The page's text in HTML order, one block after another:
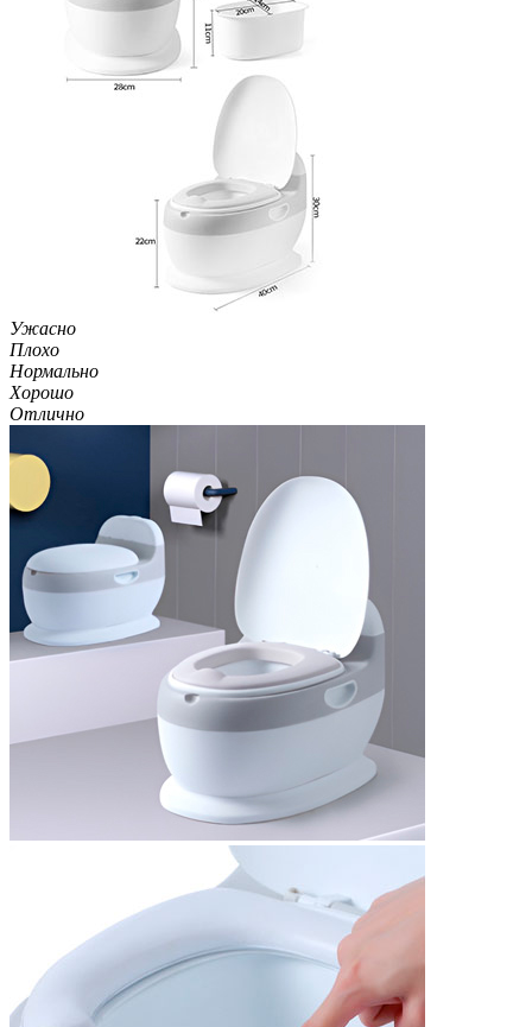
Ужасно
Плохо
Нормально
Хорошо
Отлично